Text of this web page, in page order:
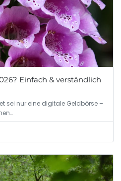
Einfach & verständlich
sei nur eine digitale Geldbörse –